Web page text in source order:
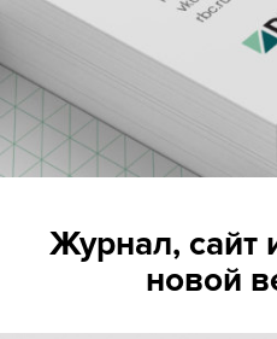
Журнал, сайт
новой